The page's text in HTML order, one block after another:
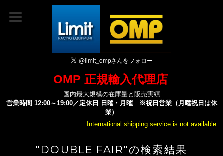
OMP 正規輸入代理店
国内最大規模の在庫量と販売実績
営業時間 12:00～19:00／定休日 日曜・月曜 ※祝日営業（月曜祝日は休
業）
International shipping service is not available.
"DOUBLE FAIR"の検索結果